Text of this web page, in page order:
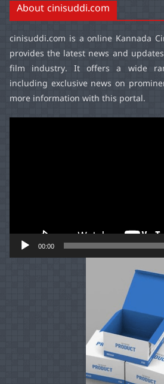
About cinisuddi.com
cinisuddi.com is a online Kannada
provides the latest news and
film industry. It offers a wide
including exclusive news on
more information with this portal.
00:00